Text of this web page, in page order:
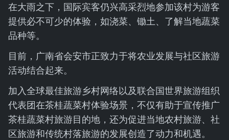
在大雨之下，国际宾客仍兴高采烈地参加该村为游客
提供必不可少的体验，如浇菜、锄土、了解当地蔬菜
品种等。
目前，广南省会安市正致力于将农业发展与社区旅游
活动结合起来。
加入全球最佳旅游乡村网络以及联合国世界旅游组织
代表团在茶桂蔬菜村体验场景，不仅有助于宣传推广
茶桂蔬菜村旅游目的地，还为促进当地农村旅游、社
区旅游和传统村落旅游的发展创造了动力和机遇。